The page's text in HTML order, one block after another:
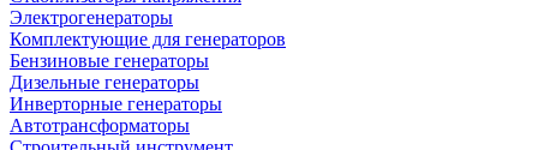
Электрогенераторы
Комплектующие для генераторов
Бензиновые генераторы
Дизельные генераторы
Инверторные генераторы
Автотрансформаторы